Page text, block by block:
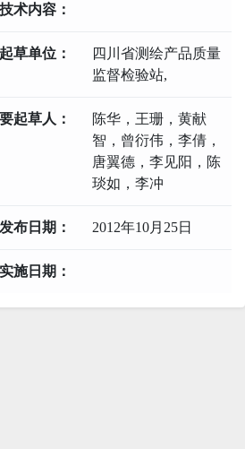
术内容：
草单位：
四川省测绘产品质量
监督检验站,
起草人：
陈华，王珊，黄献
智，曾衍伟，李倩，
唐翼德，李见阳，陈
琰如，李冲
发布日期： 2012年10月25日
实施日期：